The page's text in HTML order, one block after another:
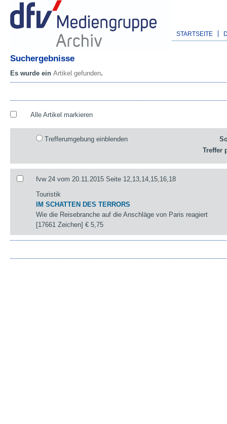
STARTSEITE
Suchergebnisse
Es wurde ein Artikel gefunden.
Alle Artikel markieren
Trefferumgebung einblenden
Treffer
fvw 24 vom 20.11.2015 Seite 12,13,14,15,16,18
Touristik
IM SCHATTEN DES TERRORS
Wie die Reisebranche auf die Anschläge von Paris reagiert
[17661 Zeichen]€ 5,75